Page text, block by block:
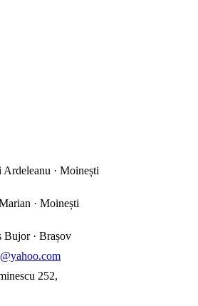
Ardeleanu · Moinești
· Moinești
Bujor · Brașov
252,